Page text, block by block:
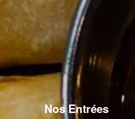
Nos Entrées